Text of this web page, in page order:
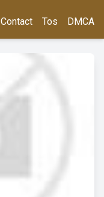
Contact Tos DMCA